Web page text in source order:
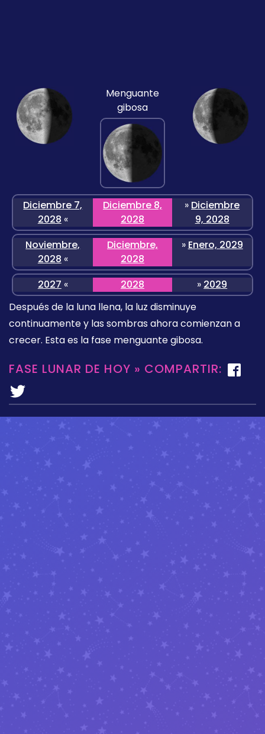
Menguante
gibosa
Diciembre 7,
2028 «
Diciembre 8,
2028
» Diciembre
9, 2028
Noviembre,
2028 «
Diciembre,
2028
» Enero, 2029
2027 « 2028 » 2029
Después de la luna llena, la luz disminuye
continuamente y las sombras ahora comienzan a
crecer. Esta es la fase menguante gibosa.
FASE LUNAR DE HOY » COMPARTIR: